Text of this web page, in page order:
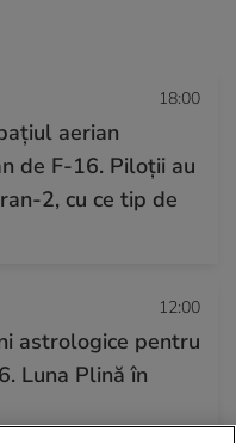
18:00
aerian
de F-16. Piloții au
2, cu ce tip de
12:00
astrologice pentru
Luna Plină în